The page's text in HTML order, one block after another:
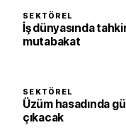
SEKTÖREL
İş dünyasında
mutabakat
SEKTÖREL
Üzüm hasadında
çıkacak